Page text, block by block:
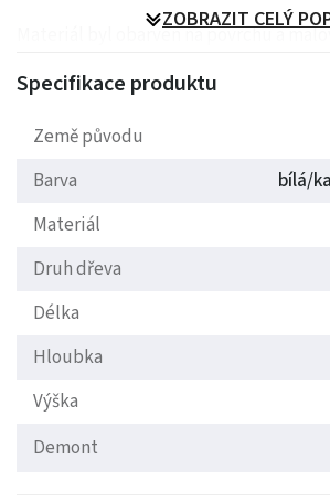
Materiál byl obarven na povrchu a
Přírodní materiály, jednoduché tvary,
vytvoří prostorné a příjemné životní
ZOBRAZIT CELÝ
Specifikace produktu
Země původu
Barva
bílá/
Materiál
Druh dřeva
Délka
Hloubka
Výška
Demont